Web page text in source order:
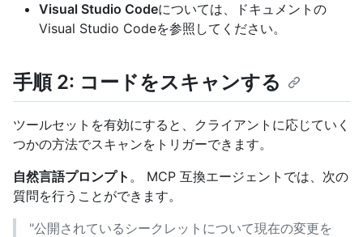
Visual Studio Codeについては、
ドキュメントの
Visual Studio Codeを参照してください。
手順 2: コードをスキャンする
ツールセットを有効にすると、クライアントに応じていく
つかの方法でスキャンをトリガーできます。
自然言語プロンプト 。 MCP 互換エージェントでは、次の
質問を行うことができます。
"公開されているシークレットについて現在の変更を